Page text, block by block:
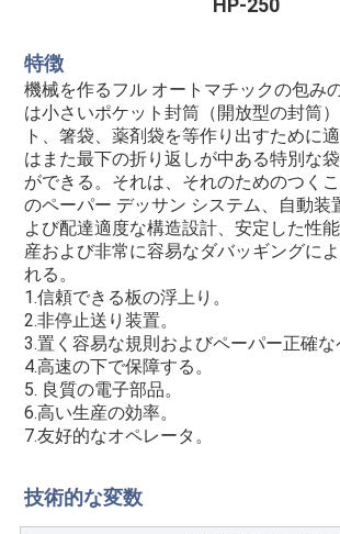
し
な
さ
い
引
用
を
要
し
HP-250
特徴
機械を作るフル オートマチックの包み
は小さいポケット封筒（開放型の封筒
ト、箸袋、薬剤袋を等作り出すために
はまた最下の折り返しが中ある特別な
ができる。それは、それのためのつく
のペーパー デッサン システム、自動装
よび配達適度な構造設計、安定した性
産および非常に容易なダバッギングに
れる。
1.信頼できる板の浮上り。
2.非停止送り装置。
3.置く容易な規則およびペーパー正確な
4.高速の下で保障する。
5. 良質の電子部品。
6.高い生産の効率。
7.友好的なオペレータ。
技術的な変数